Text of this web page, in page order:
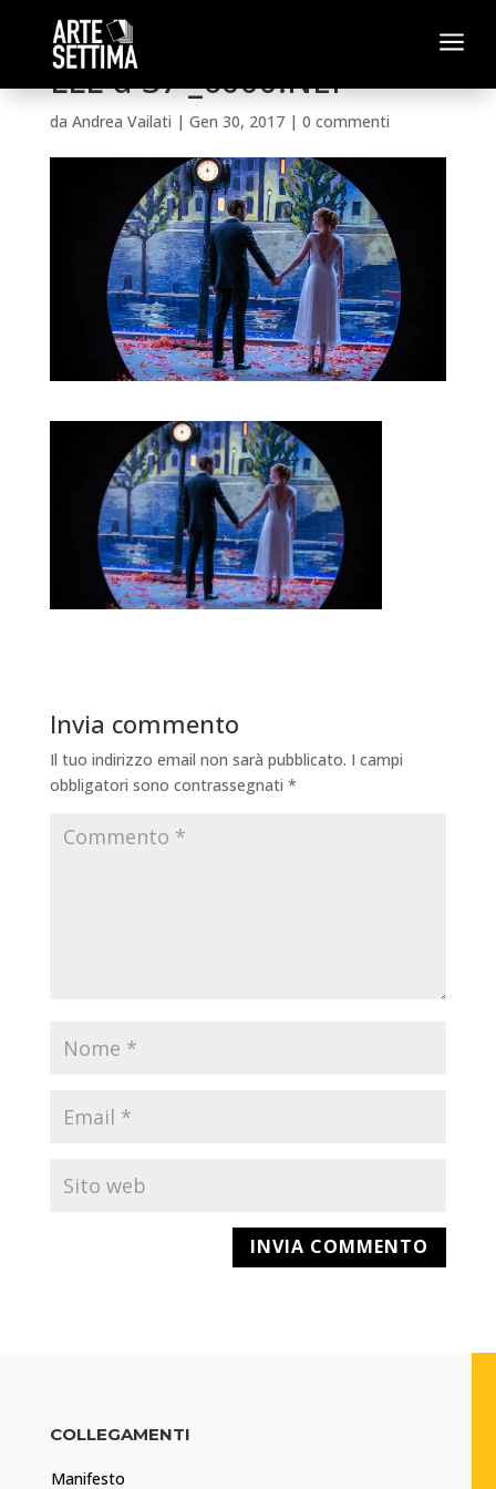
a
LLL d 37 _6000.NEF
da Andrea Vailati | Gen 30, 2017| 0 commenti
Invia commento
Il tuo indirizzo email non sarà pubblicato. I campi
obbligatori sono contrassegnati *
COLLEGAMENTI
Manifesto